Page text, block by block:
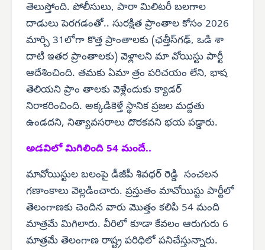
తెలుస్తోంది. పోలీసులు, పారా మిలిటరీ బలగాల
దాడులు పెరగడంతో.. సురక్షిత ప్రాంతాల కోసం 2026
మార్చి 31లోగా కొత్త ప్రాంతాలకు (ఛత్తీస్‌గఢ్, ఒడి శా
దాటి ఇతర ప్రాంతాలకు) వెళ్లాలని మా వోయిస్టు పార్టీ
ఆదేశించింది. తమకు ఏమా త్రం పరిచయం లేని, భాష
తెలియని ప్రాం తాలకు వెళ్లేందుకు క్యాడర్
నిరాకరించింది. అక్కడికెళ్తే స్థానిక ప్రజల మద్దతు
ఉండదని, నిత్యావసరాలు దొరకవని భయ పడ్డారు.
అడవిలో మిగిలింది 54 మందే..
మావోయిస్టుల బలంపై డీజీపీ శివధర్ రెడ్డి సంచలన
గణాంకాలు వెల్లడించారు. ప్రస్తుతం మావోయిస్టు పార్టీలో
తెలంగాణకు చెందిన వారు మొత్తం కలిపి 54 మంది
మాత్రమే మిగిలారు. వీరిలో కూడా కేవలం ఆరుగురు 6
మాత్రమే తెలంగాణ రాష్ట్ర పరిధిలో పనిచేస్తున్నారు.